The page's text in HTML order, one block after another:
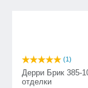
(1)
Дерри Брик 385-
отделки